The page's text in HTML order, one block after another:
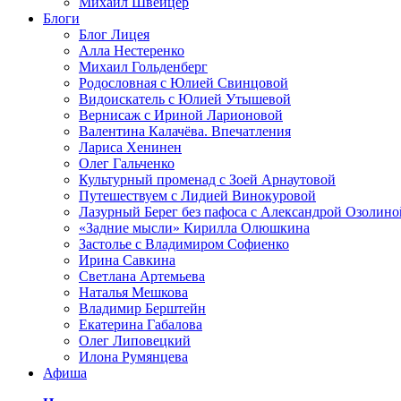
Блоги
Блог Лицея
Алла Нестеренко
Михаил Гольденберг
Родословная с Юлией Свинцовой
Видоискатель с Юлией Утышевой
Вернисаж с Ириной Ларионовой
Валентина Калачёва. Впечатления
Лариса Хенинен
Олег Гальченко
Культурный променад с Зоей Арнаутовой
Путешествуем с Лидией Винокуровой
Лазурный Берег без пафоса с Александрой
«Задние мысли» Кирилла Олюшкина
Застолье с Владимиром Софиенко
Ирина Савкина
Светлана Артемьева
Наталья Мешкова
Владимир Берштейн
Екатерина Габалова
Олег Липовецкий
Илона Румянцева
Афиша